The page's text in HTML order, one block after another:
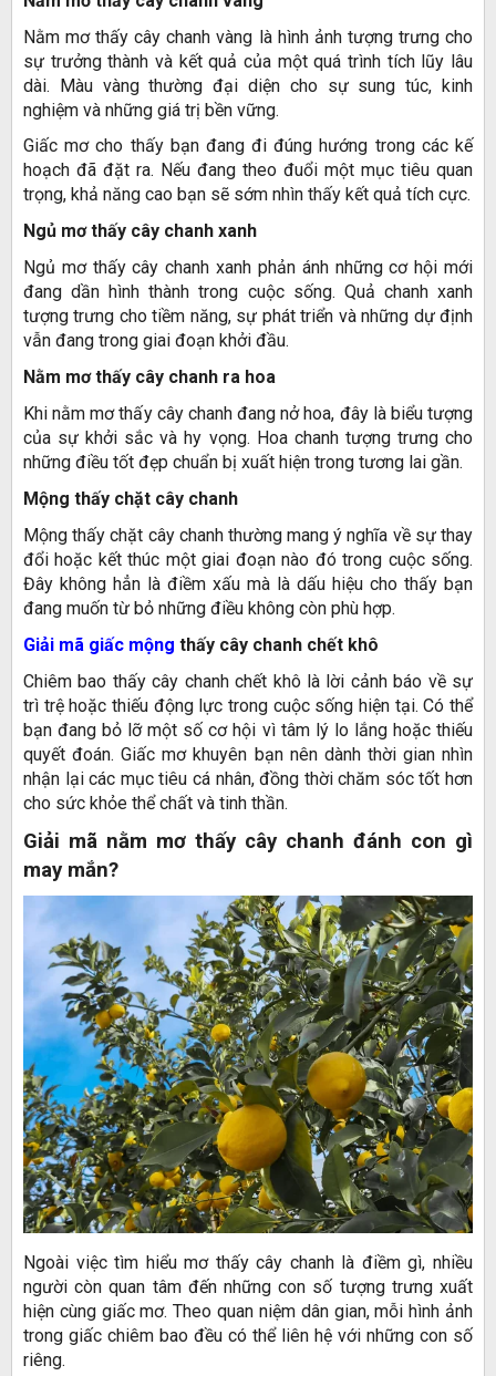
Nằm mơ thấy cây chanh vàng là hình ảnh tượng trưng cho
sự trưởng thành và kết quả của một quá trình tích lũy lâu
dài. Màu vàng thường đại diện cho sự sung túc, kinh
nghiệm và những giá trị bền vững.
Giấc mơ cho thấy bạn đang đi đúng hướng trong các kế
hoạch đã đặt ra. Nếu đang theo đuổi một mục tiêu quan
trọng, khả năng cao bạn sẽ sớm nhìn thấy kết quả tích cực.
Ngủ mơ thấy cây chanh xanh
Ngủ mơ thấy cây chanh xanh phản ánh những cơ hội mới
đang dần hình thành trong cuộc sống. Quả chanh xanh
tượng trưng cho tiềm năng, sự phát triển và những dự định
vẫn đang trong giai đoạn khởi đầu.
Nằm mơ thấy cây chanh ra hoa
Khi nằm mơ thấy cây chanh đang nở hoa, đây là biểu tượng
của sự khởi sắc và hy vọng. Hoa chanh tượng trưng cho
những điều tốt đẹp chuẩn bị xuất hiện trong tương lai gần.
Mộng thấy chặt cây chanh
Mộng thấy chặt cây chanh thường mang ý nghĩa về sự thay
đổi hoặc kết thúc một giai đoạn nào đó trong cuộc sống.
Đây không hẳn là điềm xấu mà là dấu hiệu cho thấy bạn
đang muốn từ bỏ những điều không còn phù hợp.
Giải mã giấc mộng thấy cây chanh chết khô
Chiêm bao thấy cây chanh chết khô là lời cảnh báo về sự
trì trệ hoặc thiếu động lực trong cuộc sống hiện tại. Có thể
bạn đang bỏ lỡ một số cơ hội vì tâm lý lo lắng hoặc thiếu
quyết đoán. Giấc mơ khuyên bạn nên dành thời gian nhìn
nhận lại các mục tiêu cá nhân, đồng thời chăm sóc tốt hơn
cho sức khỏe thể chất và tinh thần.
Giải mã nằm mơ thấy cây chanh đánh con gì
may mắn?
Ngoài việc tìm hiểu mơ thấy cây chanh là điềm gì, nhiều
người còn quan tâm đến những con số tượng trưng xuất
hiện cùng giấc mơ. Theo quan niệm dân gian, mỗi hình ảnh
trong giấc chiêm bao đều có thể liên hệ với những con số
riêng.